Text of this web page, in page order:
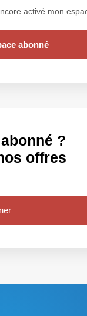
activé mon
abonné
?
offres